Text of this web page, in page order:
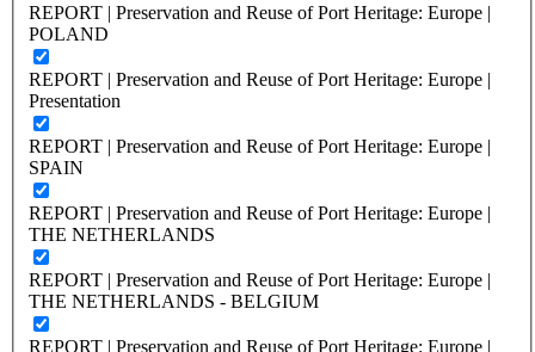
REPORT | Preservation and Reuse of Port Heritage: Europe |
POLAND
REPORT | Preservation and Reuse of Port Heritage: Europe |
Presentation
REPORT | Preservation and Reuse of Port Heritage: Europe |
SPAIN
REPORT | Preservation and Reuse of Port Heritage: Europe |
THE NETHERLANDS
REPORT | Preservation and Reuse of Port Heritage: Europe |
THE NETHERLANDS - BELGIUM
REPORT | Preservation and Reuse of Port Heritage: Europe |